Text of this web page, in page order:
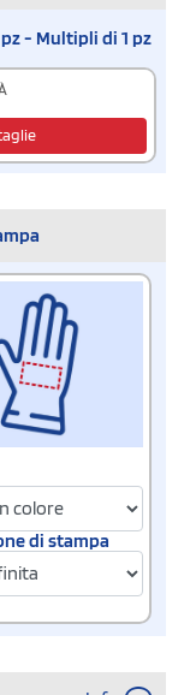
pz - Multipli di 1 pz
di stampa